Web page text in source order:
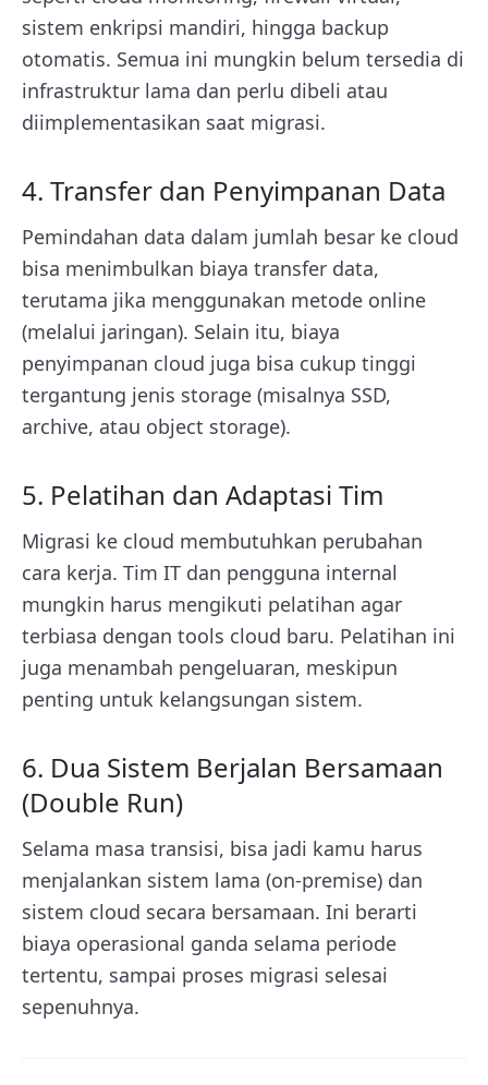
sistem enkripsi mandiri, hingga backup
otomatis. Semua ini mungkin belum tersedia di
infrastruktur lama dan perlu dibeli atau
diimplementasikan saat migrasi.
4. Transfer dan Penyimpanan Data
Pemindahan data dalam jumlah besar ke cloud
bisa menimbulkan biaya transfer data,
terutama jika menggunakan metode online
(melalui jaringan). Selain itu, biaya
penyimpanan cloud juga bisa cukup tinggi
tergantung jenis storage (misalnya SSD,
archive, atau object storage).
5. Pelatihan dan Adaptasi Tim
Migrasi ke cloud membutuhkan perubahan
cara kerja. Tim IT dan pengguna internal
mungkin harus mengikuti pelatihan agar
terbiasa dengan tools cloud baru. Pelatihan ini
juga menambah pengeluaran, meskipun
penting untuk kelangsungan sistem.
6. Dua Sistem Berjalan Bersamaan
(Double Run)
Selama masa transisi, bisa jadi kamu harus
menjalankan sistem lama (on-premise) dan
sistem cloud secara bersamaan. Ini berarti
biaya operasional ganda selama periode
tertentu, sampai proses migrasi selesai
sepenuhnya.